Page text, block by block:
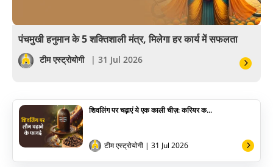
सेलिब्रिटी
योग
अन्य
पंचमुखी हनुमान के 5 शक्तिशाली मंत्र, मिलेगा हर कार्य में सफलता
टीम एस्ट्रोयोगी | 31 Jul 2026
शिवलिंग पर चढ़ाएं ये एक काली चीज़: करियर क...
टीम एस्ट्रोयोगी | 31 Jul 2026